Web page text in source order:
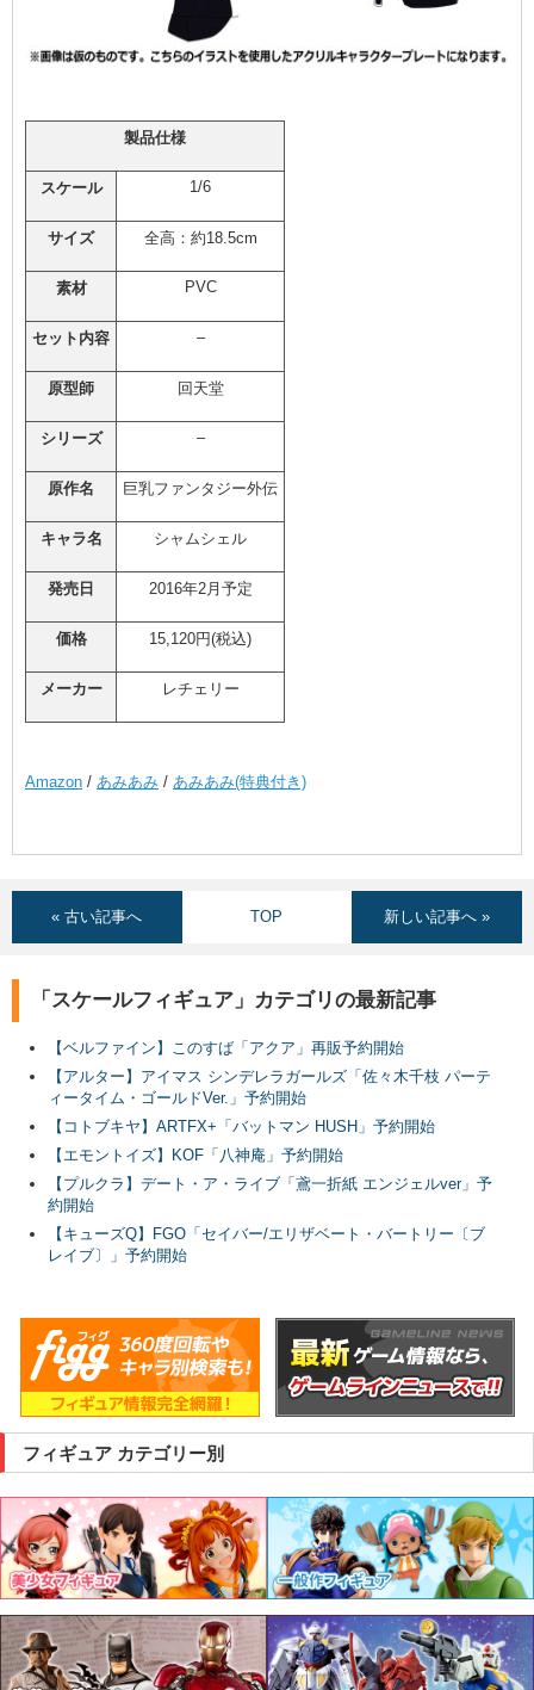
製品仕様
スケール 1/6
サイズ 全高：約18.5cm
素材 PVC
セット内容 –
原型師 回天堂
シリーズ –
原作名 巨乳ファンタジー外伝
キャラ名 シャムシェル
発売日 2016年2月予定
価格 15,120円(税込)
メーカー レチェリー
Amazon / あみあみ / あみあみ(特典付き)
« 古い記事へ TOP 新しい記事へ »
「スケールフィギュア」カテゴリの最新記事
【ベルファイン】このすば「アクア」再販予約開始
【アルター】アイマス シンデレラガールズ「佐々木千枝 パーテ
ィータイム・ゴールドVer.」予約開始
【コトブキヤ】ARTFX+「バットマン HUSH」予約開始
【エモントイズ】KOF「八神庵」予約開始
【プルクラ】デート・ア・ライブ「鳶一折紙 エンジェルver」予
約開始
【キューズQ】FGO「セイバー/エリザベート・バートリー〔ブ
レイブ〕」予約開始
フィギュア カテゴリー別